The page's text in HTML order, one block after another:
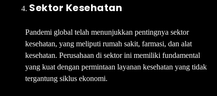
Sektor Kesehatan
Pandemi global telah menunjukkan pentingnya sektor
kesehatan, yang meliputi rumah sakit, farmasi, dan alat
kesehatan. Perusahaan di sektor ini memiliki fundamental
yang kuat dengan permintaan layanan kesehatan yang tidak
tergantung siklus ekonomi.